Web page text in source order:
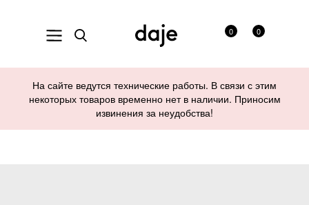
0
0
На сайте ведутся технические работы. В связи с этим
некоторых товаров временно нет в наличии. Приносим
извинения за неудобства!